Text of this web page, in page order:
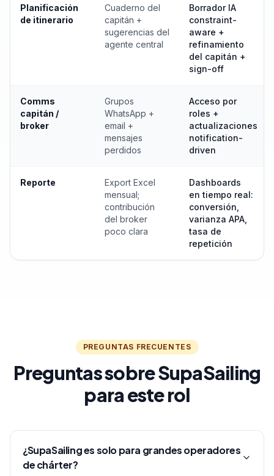
Planificación
de itinerario
Cuaderno del
capitán +
sugerencias del
agente central
Borrador IA
constraint-
aware +
refinamiento
del capitán +
sign-off
Comms
capitán /
broker
Grupos
WhatsApp +
email +
mensajes
perdidos
Acceso por
roles +
actualizaciones
notification-
driven
Reporte
Export Excel
mensual;
contribución
del broker
poco clara
Dashboards
en tiempo real:
conversión,
varianza APA,
tasa de
repetición
PREGUNTAS FRECUENTES
Preguntas sobre SupaSailing
para este rol
¿SupaSailing es solo para grandes operadores
de chárter?